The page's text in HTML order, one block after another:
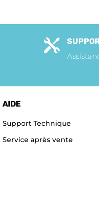

AIDE
Support Technique
Service après vente